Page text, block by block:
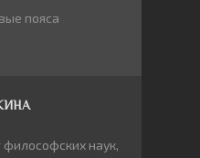
пояса
наук,